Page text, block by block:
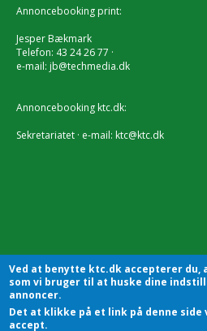
Annoncebooking print:
Jesper Bækmark
Telefon: 43 24 26 77 ·
e-mail: jb@techmedia.dk
Annoncebooking ktc.dk:
Sekretariatet · e-mail: ktc@ktc.dk
KTC - Kommunalteknisk
Ved at benytte ktc.dk accepterer du,
som vi bruger til at huske dine
annoncer.
Det at klikke på et link på denne
accept.